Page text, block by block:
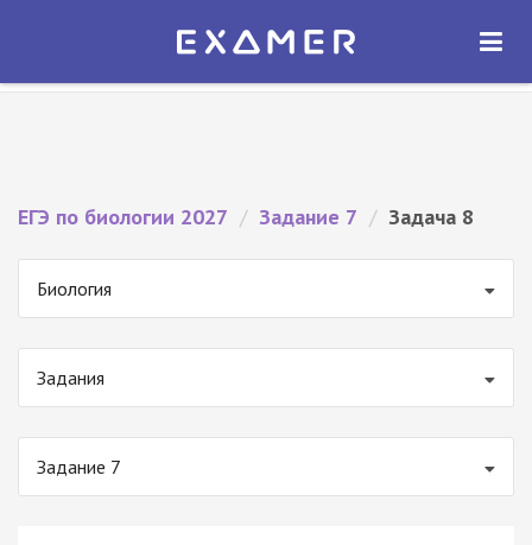
Экзамер — ЕГЭ 2027
ОТКРЫТЬ
ЕГЭ по биологии 2027 / Задание 7 / Задача 8
Биология
Задания
Задание 7